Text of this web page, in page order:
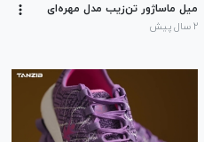
میل ماساژور تن‌زیب مدل مهره‌ای
۲ سال پیش